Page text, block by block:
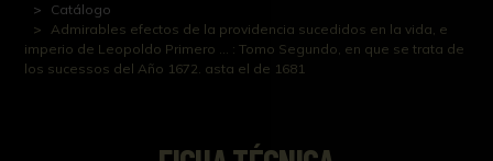
Catálogo
Admirables efectos de la providencia sucedidos en la vida, e
imperio de Leopoldo Primero ... : Tomo Segundo, en que se trata de
los sucessos del Año 1672. asta el de 1681